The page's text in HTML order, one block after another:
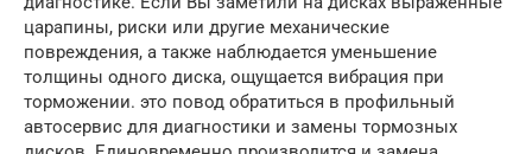
царапины, риски или другие механические
повреждения, а также наблюдается уменьшение
толщины одного диска, ощущается вибрация при
торможении. это повод обратиться в профильный
автосервис для диагностики и замены тормозных